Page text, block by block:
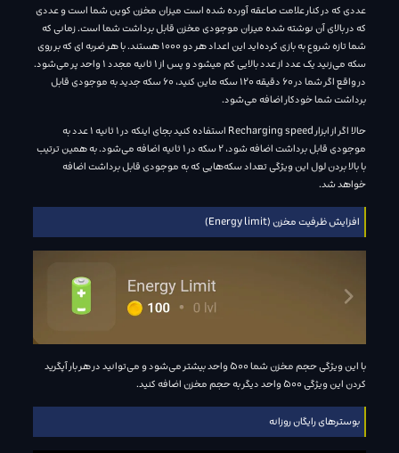
عددی که در کنار علامت صاعقه آورده شده است میزان مخزن کوین شما است و عددی
که در بالای آن نوشته شده میزان موجودی مخزن قابل برداشت شما است. زمانی که
شما تازه شروع به بازی کرده‌اید این اعداد هر دو 1000 هستند. با هر ضربه ای که بر روی
سکه می‌زنید یک عدد از عدد بالایی کم میشود و پس از 1 ثانیه مجدد 1 واحد پر می‌شود.
در واقع اگر شما در 60 دقیقه 120 سکه ماین کنید، 60 سکه جدید به موجودی قابل
برداشت شما خودکار اضافه می‌شود.
حالا اگر از ابزار Recharging speed استفاده کنید بجای اینکه در 1 ثانیه 1 عدد به
موجودی قابل برداشت اضافه شود، 2 سکه در 1 ثانیه اضافه می‌شود. به همین ترتیب
با بالا بردن لول این ویژگی تعداد سکه‌هایی که به موجودی قابل برداشت اضافه
خواهد شد.
افزایش ظرفیت مخزن (Energy limit)
با این ویژگی حجم مخزن شما 500 واحد بیشتر می‌شود و می‌توانید در هر بار آپگرید
کردن این ویژگی 500 واحد دیگر به حجم مخزن اضافه کنید.
بوستر‌های رایگان روزانه